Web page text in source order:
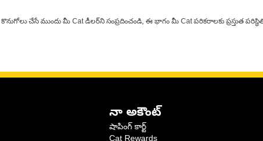
చేసే ముందు మీ Cat డీలర్‌ని సంప్రదించండి, ఈ భాగం మీ Cat పరికరాలకు ప్రస్తుత
నా అకౌంట్
షాపింగ్ కార్ట్